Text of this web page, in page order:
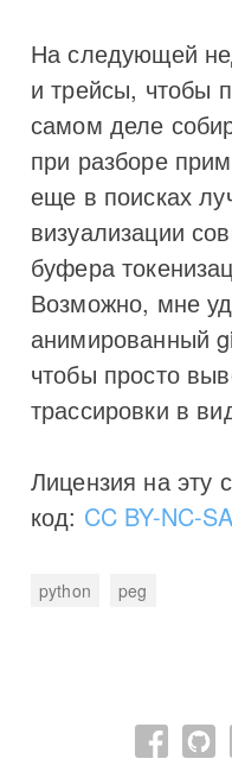
На следующей
и трейсы, чтобы
самом деле
при разборе
еще в поисках
визуализации
буфера
Возможно, мне
анимированный
чтобы просто
трассировки в
Лицензия на эту
код: CC BY-NC-
python peg